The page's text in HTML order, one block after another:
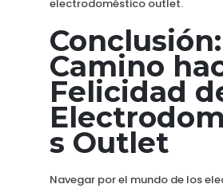
electrodoméstico outlet.
Camino
Felicidad
s Outlet
Navegar por el mundo de los